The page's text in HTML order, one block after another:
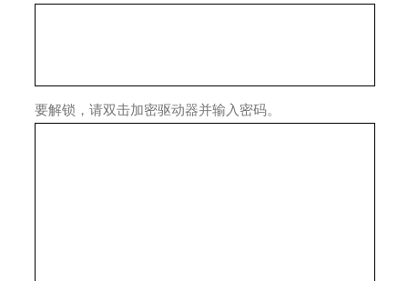
要解锁，请双击加密驱动器并输入密码。